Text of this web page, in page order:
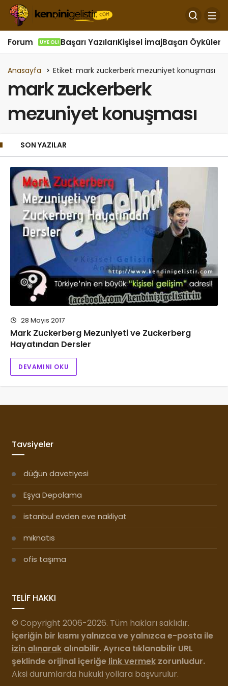
Forum ÜYE OL! Başarı YazılarıKişisel İmajBaşarı Öyküleri
Anasayfa Etiket: mark zuckerberk mezuniyet konuşması
mark zuckerberk
mezuniyet konuşması
SON YAZILAR
28 Mayıs 2017
Mark Zuckerberg Mezuniyeti ve Zuckerberg
Hayatından Dersler
DEVAMINI OKU
Tavsiyeler
düğün davetiyesi
Eşya Depolama
istanbul evden eve nakliyat
mıknatıs
ofis taşıma
TELİF HAKKI
© Copyright 2006-2026. Tüm hakları saklıdır.
İçeriğin bir kısmı yalnızca ve yalnızca e-posta ile
izin alınarakalınabilir. Ayrıca tıklanabilir URL
şeklinde orijinal içeriğe link vermekzorunludur.
Aksi durumlarda hukuki yollara başvurulur.